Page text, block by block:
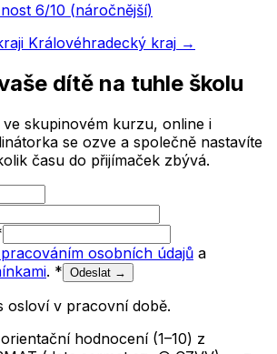
6/10 (náročnější)
Královéhradecký kraj →
dítě na tuhle školu
skupinovém kurzu, online i
se ozve a společně nastavíte
času do přijímaček zbývá.
osobních údajů a
. * Odeslat →
osloví v pracovní době.
hodnocení (1–10) z